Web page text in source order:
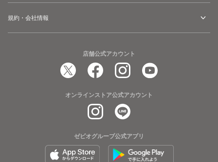
規約・会社情報
店舗公式アカウント
オンラインストア公式アカウント
ゼビオグループ公式アプリ